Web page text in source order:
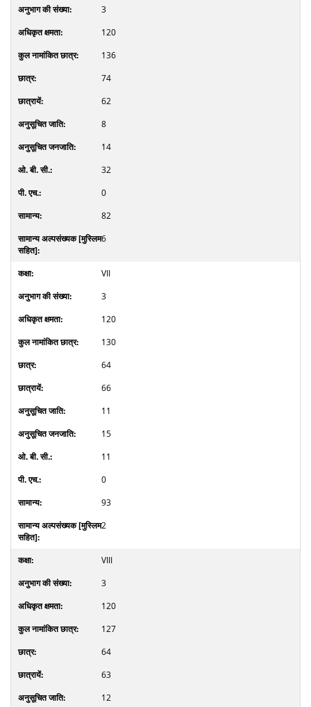
3
120
136
74
62
8
14
32
0
82
6
VII
3
120
130
64
66
11
15
11
0
93
2
VIII
3
120
127
64
63
12